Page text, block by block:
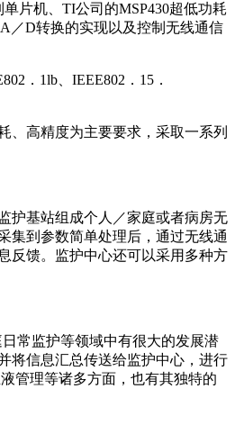
片机、TI公司的MSP430超低功耗
／D转换的实现以及控制无线通信
．1lb、IEEE802．15．
、高精度为主要要求，采取一系列
护基站组成个人／家庭或者病房无
集到参数简单处理后，通过无线通
反馈。监护中心还可以采用多种方
常监护等领域中有很大的发展潜
将信息汇总传送给监护中心，进行
管理等诸多方面，也有其独特的